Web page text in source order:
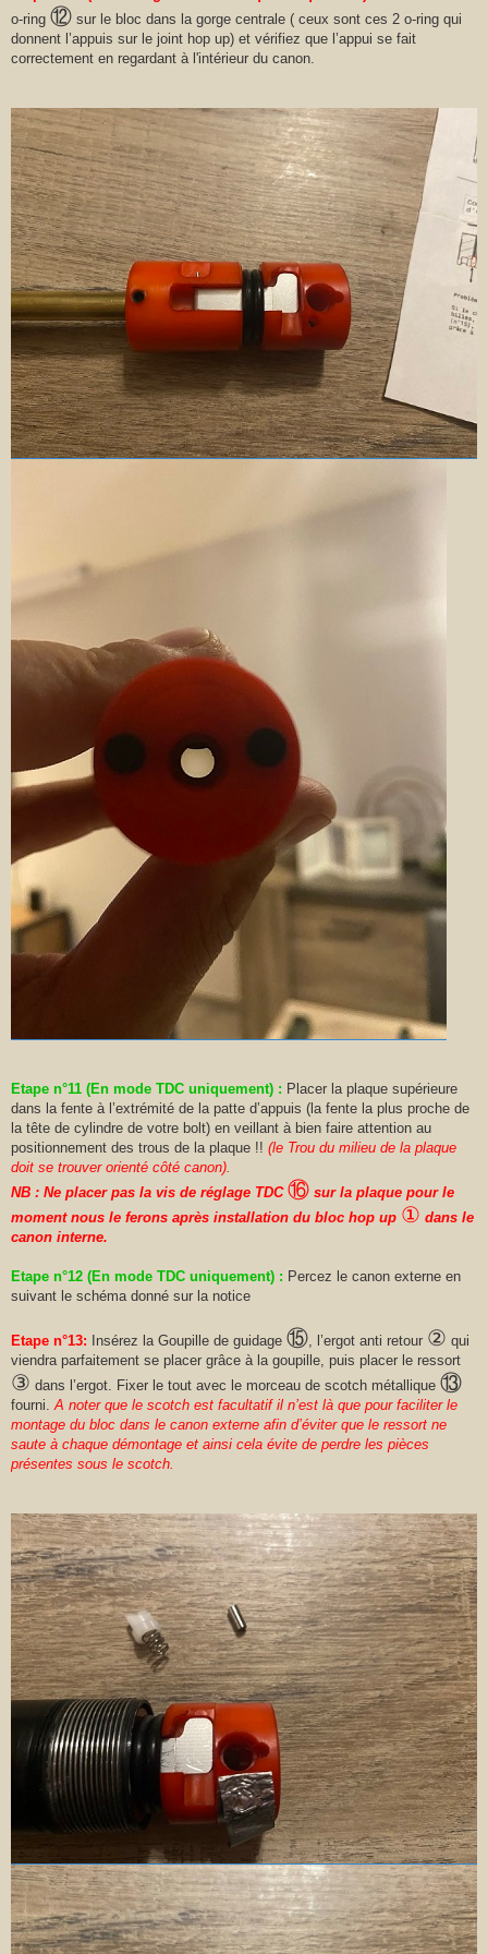
o-ring ⑫ sur le bloc dans la gorge centrale ( ceux sont ces 2 o-ring qui
donnent l’appuis sur le joint hop up) et vérifiez que l’appui se fait
correctement en regardant à l'intérieur du canon.
Etape n°11 (En mode TDC uniquement) : Placer la plaque supérieure
dans la fente à l’extrémité de la patte d’appuis (la fente la plus proche de
la tête de cylindre de votre bolt) en veillant à bien faire attention au
positionnement des trous de la plaque !! (le Trou du milieu de la plaque
doit se trouver orienté côté canon).
NB : Ne placer pas la vis de réglage TDC ⑯ sur la plaque pour le
moment nous le ferons après installation du bloc hop up ① dans le
canon interne.
Etape n°12 (En mode TDC uniquement) : Percez le canon externe en
suivant le schéma donné sur la notice
Etape n°13: Insérez la Goupille de guidage ⑮ , l’ergot anti retour ② qui
viendra parfaitement se placer grâce à la goupille, puis placer le ressort
③ dans l’ergot. Fixer le tout avec le morceau de scotch métallique ⑬
fourni. A noter que le scotch est facultatif il n’est là que pour faciliter le
montage du bloc dans le canon externe afin d’éviter que le ressort ne
saute à chaque démontage et ainsi cela évite de perdre les pièces
présentes sous le scotch.